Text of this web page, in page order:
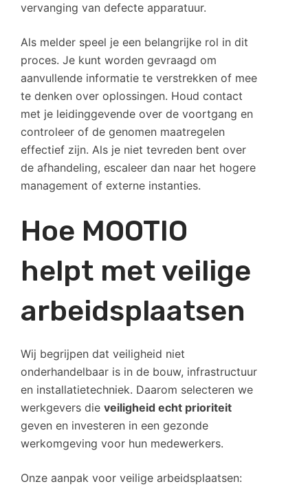
vervanging van defecte apparatuur.
Als melder speel je een belangrijke rol in dit
proces. Je kunt worden gevraagd om
aanvullende informatie te verstrekken of mee
te denken over oplossingen. Houd contact
met je leidinggevende over de voortgang en
controleer of de genomen maatregelen
effectief zijn. Als je niet tevreden bent over
de afhandeling, escaleer dan naar het hogere
management of externe instanties.
Hoe MOOTIO
helpt met veilige
arbeidsplaatsen
Wij begrijpen dat veiligheid niet
onderhandelbaar is in de bouw, infrastructuur
en installatietechniek. Daarom selecteren we
werkgevers die veiligheid echt prioriteit
geven en investeren in een gezonde
werkomgeving voor hun medewerkers.
Onze aanpak voor veilige arbeidsplaatsen: